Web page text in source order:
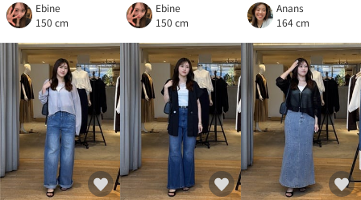
Ebine
150 cm
Ebine
150 cm
Anans
164 cm